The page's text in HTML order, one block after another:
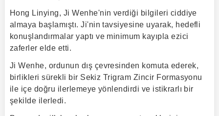
Hong Linying, Ji Wenhe'nin verdiği bilgileri ciddiye
almaya başlamıştı. Ji'nin tavsiyesine uyarak, hedefli
konuşlandırmalar yaptı ve minimum kayıpla ezici
zaferler elde etti.
Ji Wenhe, ordunun dış çevresinden komuta ederek,
birlikleri sürekli bir Sekiz Trigram Zincir Formasyonu
ile içe doğru ilerlemeye yönlendirdi ve istikrarlı bir
şekilde ilerledi.